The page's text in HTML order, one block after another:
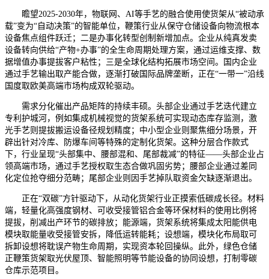
瞻望2025-2030年，物联网、AI等手艺的融合使用使货架从“被动承
载”变为“自动决策”的智能单位，鞭策行业从保守仓储设备向物流根本
设备焦点组件跃迁；二是办事化转型创制新增加点。企业从纯真发卖
设备转向供给“产物+办事”的全生命周期处理方案，通过运维支撑、数
据增值办事提拔客户粘性；三是全球化结构拓展市场空间。国内企业
通过手艺输出取产能合做，逐渐打破国际品牌垄断，正在“一带一”沿线
国度取欧美高端市场构成双轮驱动。
需求分化催出产品矩阵的持续丰硕。头部企业通过手艺迭代建立
专利护城河，例如集成机械视觉的货架系统可实现动态库存监测，激
光手艺则提拔搬运设备径规划精度；中小型企业则聚焦细分场景，开
辟出针对冷库、防爆车间等特殊的定制化货架。这种分层合作款式
下，行业呈现“头部集中、腰部混和、尾部裁减”的特征——头部企业占
领高端市场，通过手艺授权取生态合做巩固劣势；腰部企业通过差同
化定位抢夺细分范畴；尾部企业则因手艺掉队取资金欠缺逐渐退出。
正在“双碳”方针驱动下，从动化货架行业正摸索低碳成长径。材料
端，轻量化高强度钢材、可收受接管铝合金等环保材料的使用比例将
提拔，削减出产环节的碳排放；能源端，货架系统将集成太阳能供电
模块取能量收受接管安拆，降低运转能耗；设想端，模块化布局取可
拆卸设想将耽误产物生命周期，实现资本轮回操纵。此外，绿色仓储
正鞭策货架取光伏屋顶、智能照明等节能设备的协同设想，打制零碳
仓库示范项目。